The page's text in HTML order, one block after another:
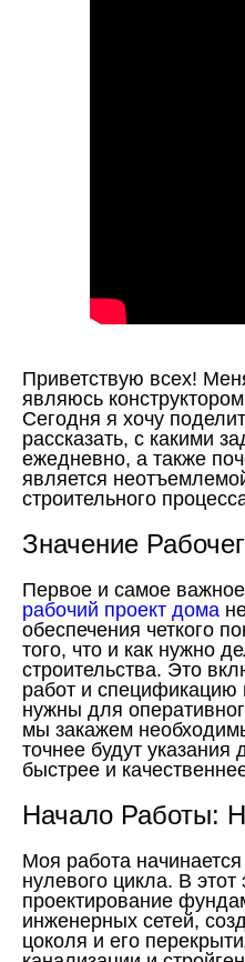
Приветствую всех!
являюсь
Сегодня я хочу
рассказать, с какими
ежедневно, а также
является
строительного
Значение
Первое и самое
рабочий проект дома
обеспечения четкого
того, что и как нужно
строительства. Это
работ и спецификацию
нужны для
мы закажем
точнее будут указания
быстрее и
Начало Работы:
Моя работа
нулевого цикла. В этот
проектирование
инженерных сетей,
цоколя и его